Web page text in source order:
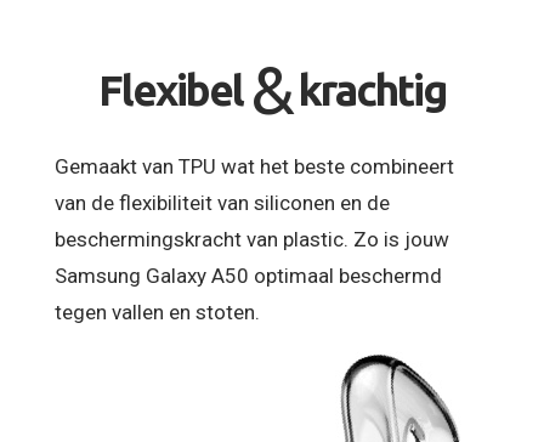
Flexibel &krachtig
Gemaakt van TPU wat het beste combineert
van de flexibiliteit van siliconen en de
beschermingskracht van plastic. Zo is jouw
Samsung Galaxy A50 optimaal beschermd
tegen vallen en stoten.